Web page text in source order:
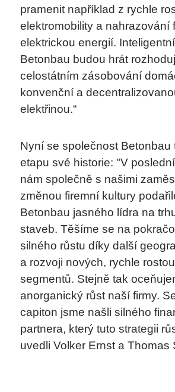
pramenit například z rychle
elektromobility a nahrazování
elektrickou energií.
Betonbau budou hrát
celostátním zásobování
konvenční a
elektřinou.“
Nyní se společnost Betonbau
etapu své historie: "V
nám společně s našimi
změnou firemní kultury
Betonbau jasného lídra na
staveb. Těšíme se na
silného růstu díky další
a rozvoji nových, rychle
segmentů. Stejně tak
anorganický růst naší firmy.
capiton jsme našli silného
partnera, který tuto strategii
uvedli Volker Ernst a Thomas